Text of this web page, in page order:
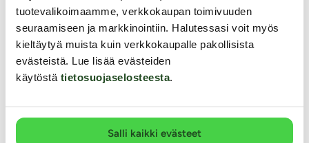
tuotevalikoimaamme, verkkokaupan toimivuuden
seuraamiseen ja markkinointiin. Halutessasi voit myös
kieltäytyä muista kuin verkkokaupalle pakollisista
evästeistä. Lue lisää evästeiden
käytöstä tietosuojaselosteesta.
Salli kaikki evästeet
Asiantunteva henkilökunta
Ystävällinen ja auttava asiakaspalvelu
100% kotimainen verkkokauppa
Seuraa meitä somessa